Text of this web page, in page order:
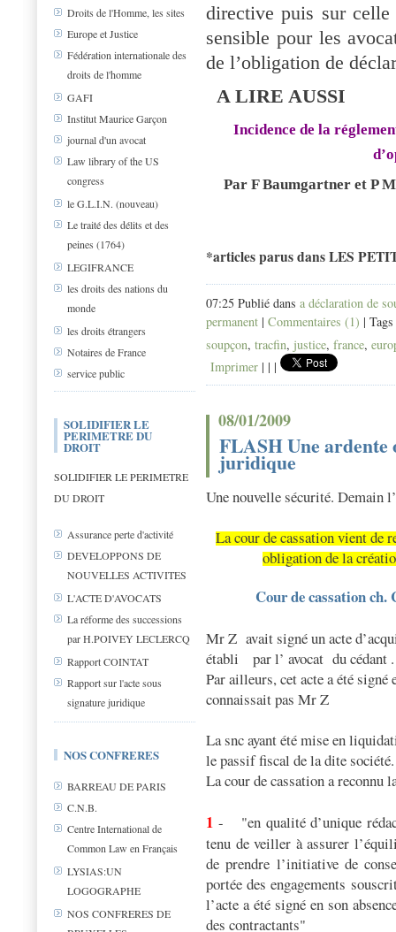
Droits de l'Homme, les sites
Europe et Justice
Fédération internationale des
droits de l'homme
GAFI
Institut Maurice Garçon
journal d'un avocat
Law library of the US
congress
le G.L.I.N. (nouveau)
Le traité des délits et des
peines (1764)
LEGIFRANCE
les droits des nations du
monde
les droits étrangers
Notaires de France
service public
SOLIDIFIER LE
PERIMETRE DU
DROIT
SOLIDIFIER LE PERIMETRE
DU DROIT
Assurance perte d'activité
DEVELOPPONS DE
NOUVELLES ACTIVITES
L'ACTE D'AVOCATS
La réforme des successions
par H.POIVEY LECLERCQ
Rapport COINTAT
Rapport sur l'acte sous
signature juridique
NOS CONFRERES
BARREAU DE PARIS
C.N.B.
Centre International de
Common Law en Français
LYSIAS:UN
LOGOGRAPHE
NOS CONFRERES DE
directive puis sur
sensible pour les
de l’obligation de
A LIRE AUSSI
Incidence de la
Par F Baumgartner et P
*articles parus dans LES
07:25 Publié dans a déclaration de
permanent | Commentaires (1) |
soupçon, tracfin, justice, france,
Imprimer | | |
08/01/2009
FLASH Une ardente
juridique
Une nouvelle sécurité. Demain
La cour de cassation vient de
obligation de la
Cour de cassation ch.
Mr Z avait signé un acte
établi
par l’ avocat du cédant .
Par ailleurs, cet acte a été signé
connaissait pas Mr Z
La snc ayant été mise en
le passif fiscal de la dite société.
La cour de cassation a reconnu
1 - "en qualité d’unique
tenu de veiller à assurer
de prendre l’initiative de
portée des engagements
l’acte a été signé en son
des contractants"